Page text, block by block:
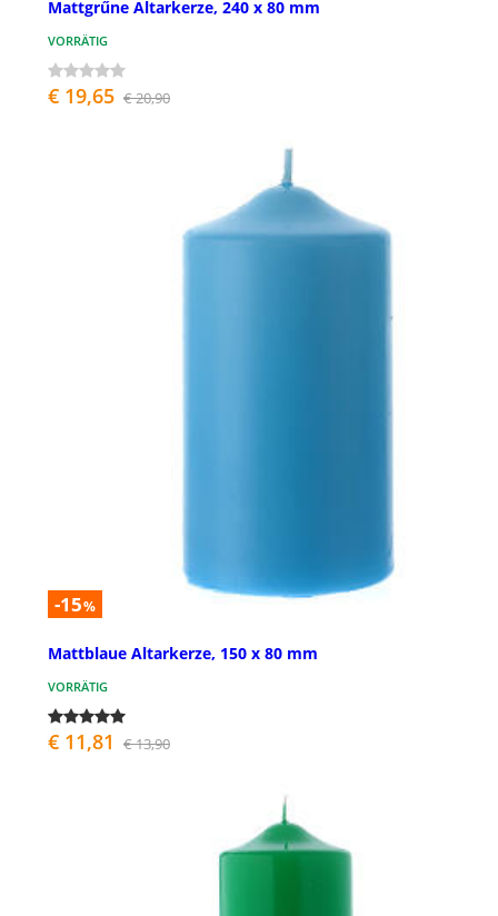
Mattgrűne Altarkerze, 240 x 80 mm
VORRÄTIG
€ 19,65 € 20,90
-15%
Mattblaue Altarkerze, 150 x 80 mm
VORRÄTIG
€ 11,81 € 13,90